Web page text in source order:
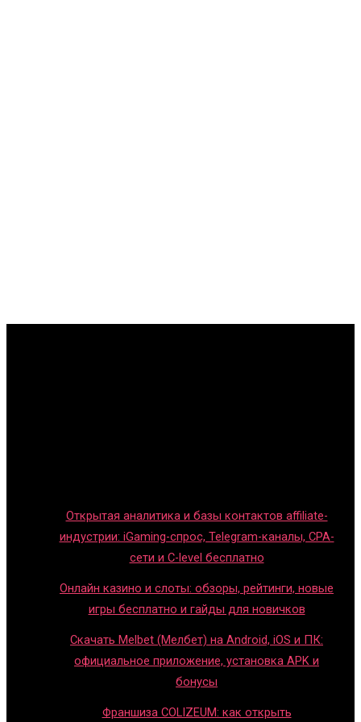
Открытая аналитика и базы контактов affiliate-
индустрии: iGaming-спрос, Telegram-каналы, CPA-
сети и C-level бесплатно
Онлайн казино и слоты: обзоры, рейтинги, новые
игры бесплатно и гайды для новичков
Скачать Melbet (Мелбет) на Android, iOS и ПК:
официальное приложение, установка APK и
бонусы
Франшиза COLIZEUM: как открыть